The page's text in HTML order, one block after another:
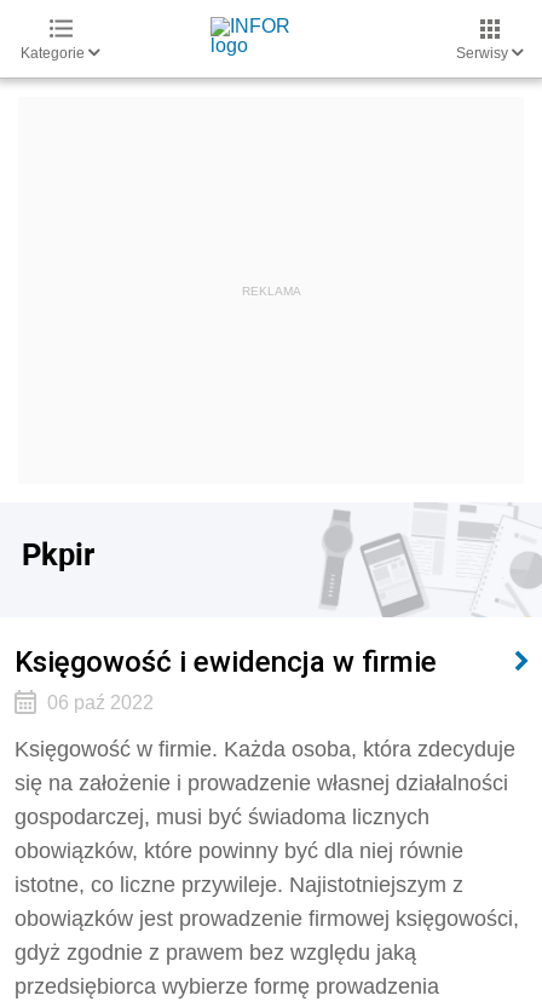
Kategorie Serwisy
Pkpir
Księgowość i ewidencja w firmie
06 paź 2022
Księgowość w firmie. Każda osoba, która zdecyduje
się na założenie i prowadzenie własnej działalności
gospodarczej, musi być świadoma licznych
obowiązków, które powinny być dla niej równie
istotne, co liczne przywileje. Najistotniejszym z
obowiązków jest prowadzenie firmowej księgowości,
gdyż zgodnie z prawem bez względu jaką
przedsiębiorca wybierze formę prowadzenia